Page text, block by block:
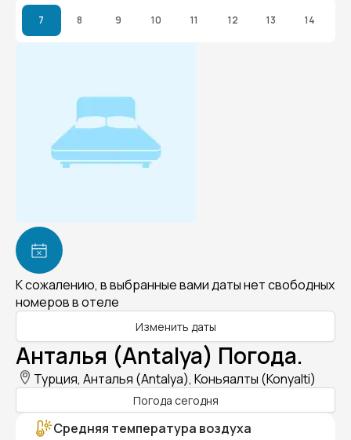
7 8 9 10 11 12 13 14
К сожалению, в выбранные вами даты нет свободных
номеров в отеле
Изменить даты
Анталья (Antalya) Погода.
Турция, Анталья (Antalya), Коньяалты (Konyalti)
Погода сегодня
Средняя температура воздуха